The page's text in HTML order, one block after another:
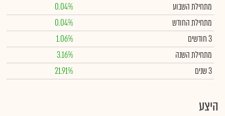
מתחילת השבוע
0.04%
מתחילת החודש
0.04%
3 חודשים
1.06%
מתחילת השנה
3.16%
3 שנים
21.91%
היצע